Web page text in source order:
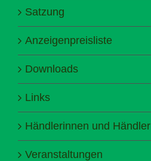
Satzung
Anzeigenpreisliste
Downloads
Links
Händlerinnen und Händler
Veranstaltungen